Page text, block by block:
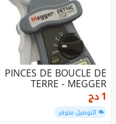
PINCES DE BOUCLE DE
TERRE - MEGGER
1دج
التوصيل متوفر